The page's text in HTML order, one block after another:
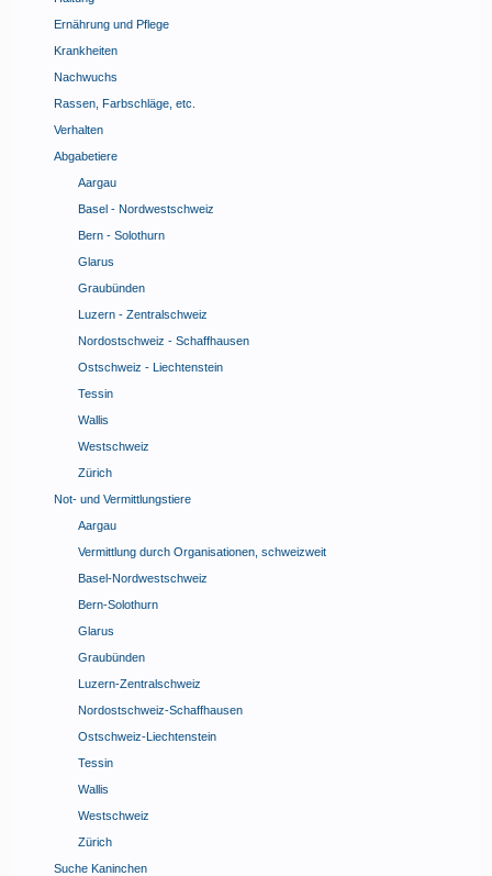
Ernährung und Pflege
Krankheiten
Nachwuchs
Rassen, Farbschläge, etc.
Verhalten
Abgabetiere
Aargau
Basel - Nordwestschweiz
Bern - Solothurn
Glarus
Graubünden
Luzern - Zentralschweiz
Nordostschweiz - Schaffhausen
Ostschweiz - Liechtenstein
Tessin
Wallis
Westschweiz
Zürich
Not- und Vermittlungstiere
Aargau
Vermittlung durch Organisationen, schweizweit
Basel-Nordwestschweiz
Bern-Solothurn
Glarus
Graubünden
Luzern-Zentralschweiz
Nordostschweiz-Schaffhausen
Ostschweiz-Liechtenstein
Tessin
Wallis
Westschweiz
Zürich
Suche Kaninchen